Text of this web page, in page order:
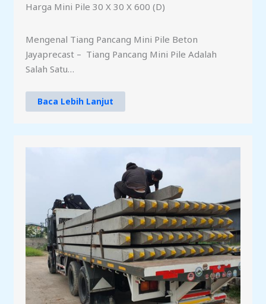
Harga Mini Pile 30 X 30 X 600 (D)
Mengenal Tiang Pancang Mini Pile Beton
Jayaprecast – Tiang Pancang Mini Pile Adalah
Salah Satu…
Baca Lebih Lanjut